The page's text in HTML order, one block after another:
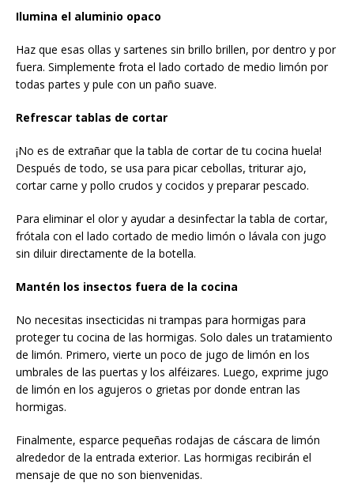
Ilumina el aluminio opaco
Haz que esas ollas y sartenes sin brillo brillen, por dentro y por
fuera. Simplemente frota el lado cortado de medio limón por
todas partes y pule con un paño suave.
Refrescar tablas de cortar
¡No es de extrañar que la tabla de cortar de tu cocina huela!
Después de todo, se usa para picar cebollas, triturar ajo,
cortar carne y pollo crudos y cocidos y preparar pescado.
Para eliminar el olor y ayudar a desinfectar la tabla de cortar,
frótala con el lado cortado de medio limón o lávala con jugo
sin diluir directamente de la botella.
Mantén los insectos fuera de la cocina
No necesitas insecticidas ni trampas para hormigas para
proteger tu cocina de las hormigas. Solo dales un tratamiento
de limón. Primero, vierte un poco de jugo de limón en los
umbrales de las puertas y los alféizares. Luego, exprime jugo
de limón en los agujeros o grietas por donde entran las
hormigas.
Finalmente, esparce pequeñas rodajas de cáscara de limón
alrededor de la entrada exterior. Las hormigas recibirán el
mensaje de que no son bienvenidas.